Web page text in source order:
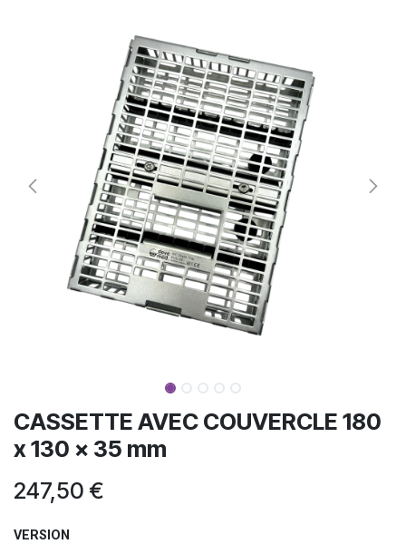
CASSETTE AVEC COUVERCLE 180
x 130 x 35 mm
247,50 €
VERSION